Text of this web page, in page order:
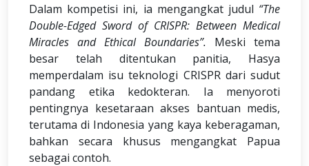
Dalam kompetisi ini, ia mengangkat judul “The
Double-Edged Sword of CRISPR: Between Medical
Miracles and Ethical Boundaries”. Meski tema
besar telah ditentukan panitia, Hasya
memperdalam isu teknologi CRISPR dari sudut
pandang etika kedokteran. Ia menyoroti
pentingnya kesetaraan akses bantuan medis,
terutama di Indonesia yang kaya keberagaman,
bahkan secara khusus mengangkat Papua
sebagai contoh.